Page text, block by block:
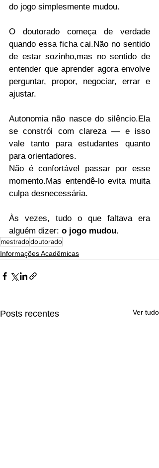
do jogo simplesmente mudou.
O doutorado começa de verdade
quando essa ficha cai.Não no sentido
de estar sozinho,mas no sentido de
entender que aprender agora envolve
perguntar, propor, negociar, errar e
ajustar.
Autonomia não nasce do silêncio.Ela
se constrói com clareza — e isso
vale tanto para estudantes quanto
para orientadores.
Não é confortável passar por esse
momento.Mas entendê-lo evita muita
culpa desnecessária.
Às vezes, tudo o que faltava era
alguém dizer: o jogo mudou.
mestradodoutorado
Informações Acadêmicas
Posts recentes Ver tudo